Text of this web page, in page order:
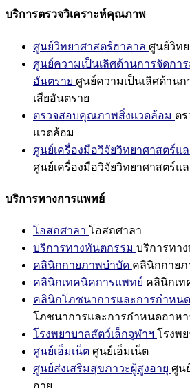
บริการตรวจวิเคราะห์คุณภาพ
ศูนย์วิทยาศาสตร์ฮาลาล ศูนย์วิท
ศูนย์ความเป็นเลิศด้านการจัดกา
อันตราย ศูนย์ความเป็นเลิศด้าน
เสียอันตราย
ตรวจสอบคุณภาพสิ่งแวดล้อม ต
แวดล้อม
ศูนย์เครื่องมือวิจัยวิทยาศาสตร์แล
ศูนย์เครื่องมือวิจัยวิทยาศาสตร์แล
บริการทางการแพทย์
โอสถศาลา โอสถศาลา
บริการทางทันตกรรม บริการทา
คลินิกกายภาพบำบัด คลินิกกาย
คลินิกเทคนิคการแพทย์ คลินิกเ
คลินิกโภชนาการและการกำหน
โภชนาการและการกำหนดอาหา
โรงพยาบาลสัตว์เล็กจุฬาฯ โรงพ
ศูนย์เอ็มเน็ต ศูนย์เอ็มเน็ต
ศูนย์ส่งเสริมสุขภาวะผู้สูงอายุ ศูน